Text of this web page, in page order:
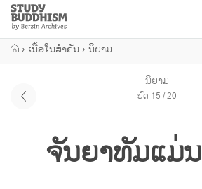
Close
Study
Buddhism
Home
› ເນື້ອໃນສຳຄັນ › ນິຍາມ
ນິຍາມ
ບົດ 15 / 20
ຈັນຍາທັມແມ່